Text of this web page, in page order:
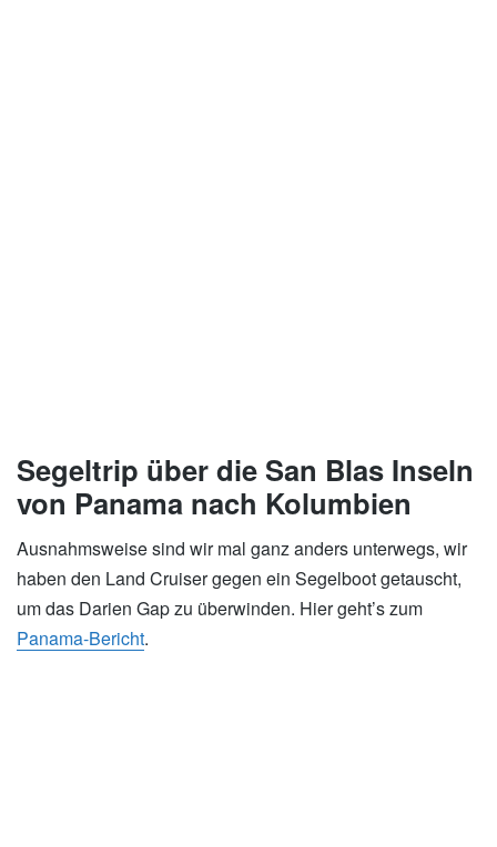
Segeltrip über die San Blas Inseln
von Panama nach Kolumbien
Ausnahmsweise sind wir mal ganz anders unterwegs, wir
haben den Land Cruiser gegen ein Segelboot getauscht,
um das Darien Gap zu überwinden. Hier geht’s zum
Panama-Bericht.